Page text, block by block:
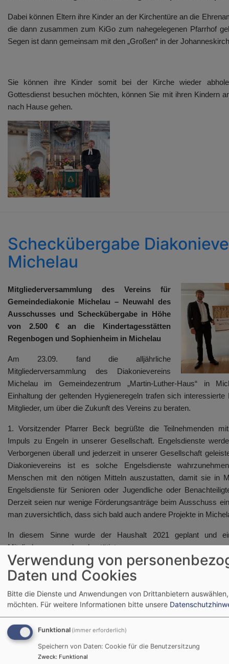
Dabei können Eltern ihre Kinder an der Kirchentüre an die
die dann zusammen zum KiGo zum nahegelegenen Pfarrhof
Segen ist dann gemeinsam mit den „Großen“ in der
Sie können ihre Kinder somit bei der Kirche wieder
Gottesdienst besuchen möchten, können Sie mit ihren Kindern
nach Hause gehen.
Scheckübergabe
Michelau
Mitgliederversammlung des Vereins für
Gemeindediakonie Michelau – Neuwahl des
Ausschusses und Scheckübergabe in Höhe
von 2.500 € an die Kindertagesstätten
Regenbogen und Sophienheim in Michelau
Am 23.09. fand die alljährliche
Mitgliederversammlung des Diakonievereins
Michelau im Gemeindezentrum „Martin-Luther-Haus“ in
Einhaltung der geltenden Hygieneregeln trafen sich interessierte
Mitglieder, um über die Zukunft des Vereins zu beraten.
1. Vorsitzender Pfarrer Beck begrüßte die Teilnehmenden
Impuls zu Engeln in unserer Gesellschaft. Engelsdienste
Verborgenen überall und jederzeit in unserer Gesellschaft
Diakonievereins ist es solche Engelsdienste
Menschen mit den nötigen Mitteln auszustatten, damit sie in
Engelsdienste für Senioren oder Jugendliche oder
Derzeit seien nur wenige Förderungsanträge beim Ausschuss
man zuversichtlich, dass sich bald auch andere Projekte in
In diesem Sinne wurde der Haushalt 2021 geplant und
Mitgliederversammlung bestätigt.
Die Arbeit in den
Regenbogen“ und
ein Grundpfeiler der
unserer Zukunft. Daher
1.000 € pro Einrichtung
Aus- und
Verwendung von
Daten und Cookies
Bitte die Dienste und Anwendungen von Drittanbietern
möchten. Für weitere Informationen bitte unsere
Funktional (immer erforderlich)
Speichern von Daten: Cookie für die Benutzersitzung
Zweck: Funktional